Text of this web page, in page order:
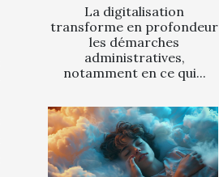
La digitalisation
transforme en profondeur
les démarches
administratives,
notamment en ce qui...